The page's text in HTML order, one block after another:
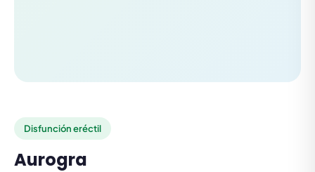
Disfunción eréctil
Aurogra